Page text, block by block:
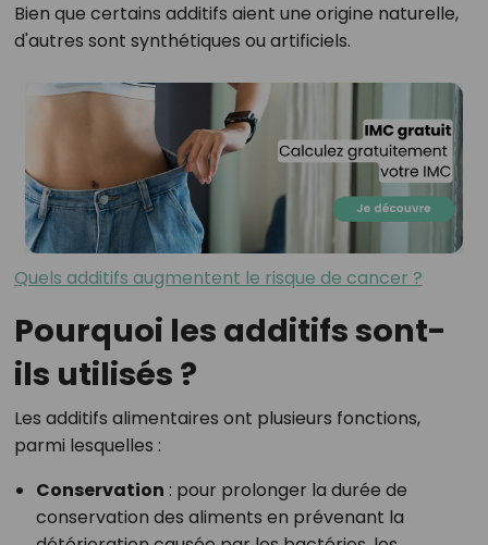
Bien que certains additifs aient une origine naturelle,
d'autres sont synthétiques ou artificiels.
Quels additifs augmentent le risque de cancer ?
Pourquoi les additifs sont-
ils utilisés ?
Les additifs alimentaires ont plusieurs fonctions,
parmi lesquelles :
Conservation : pour prolonger la durée de
conservation des aliments en prévenant la